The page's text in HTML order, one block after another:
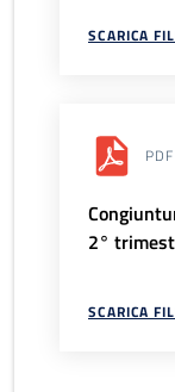
SCARICA
PDF
2°
SCARICA